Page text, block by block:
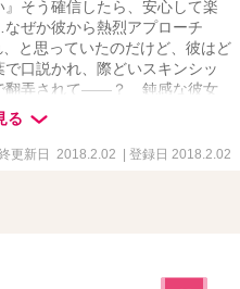
そう確信したら、安心して楽
ぜか彼から熱烈アプローチ
と思っていたのだけど、彼はど
口説かれ、際どいスキンシッ
翻弄されて――？ 鈍感な彼女
ーリー。
る
更新日 2018.2.02 | 登録日 2018.2.02